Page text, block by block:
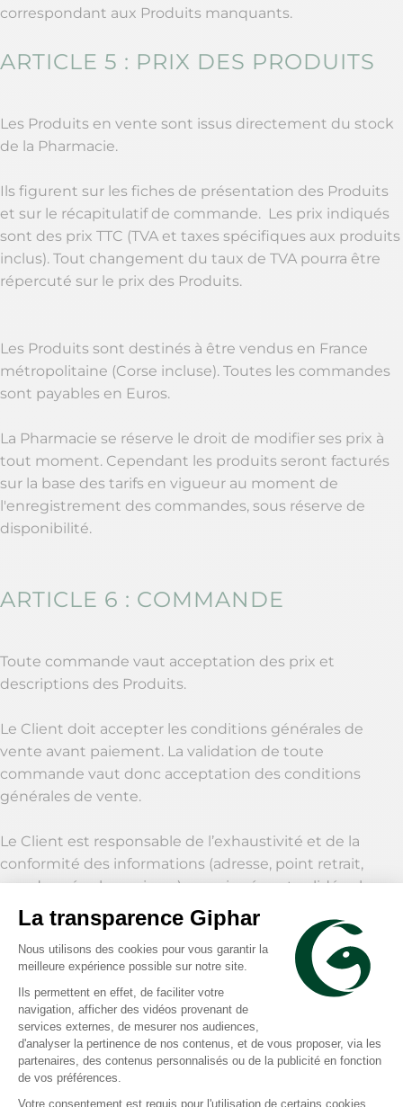
correspondant aux Produits manquants.
ARTICLE 5 : PRIX DES PRODUITS
Les Produits en vente sont issus directement du stock
de la Pharmacie.
Ils figurent sur les fiches de présentation des Produits
et sur le récapitulatif de commande. Les prix indiqués
sont des prix TTC (TVA et taxes spécifiques aux produits
inclus). Tout changement du taux de TVA pourra être
répercuté sur le prix des Produits.
Les Produits sont destinés à être vendus en France
métropolitaine (Corse incluse). Toutes les commandes
sont payables en Euros.
La Pharmacie se réserve le droit de modifier ses prix à
tout moment. Cependant les produits seront facturés
sur la base des tarifs en vigueur au moment de
l'enregistrement des commandes, sous réserve de
disponibilité.
ARTICLE 6 : COMMANDE
Toute commande vaut acceptation des prix et
descriptions des Produits.
Le Client doit accepter les conditions générales de
vente avant paiement. La validation de toute
commande vaut donc acceptation des conditions
générales de vente.
Le Client est responsable de l’exhaustivité et de la
conformité des informations (adresse, point retrait,
coordonnées bancaires…) renseignées et validées lors
de la commande.
6.1 Enregistrement de la commande
Tous les Produits commandés sur le Site font l’objet
d’un récapitulatif (le panier) avant que le Client ne soit
invité à confirmer sa commande.